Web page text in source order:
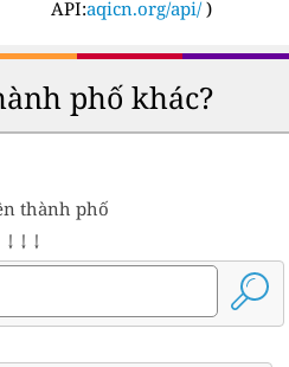
API:aqicn.org/api/ )
phố khác?
thành phố
↓ ↓ ↓